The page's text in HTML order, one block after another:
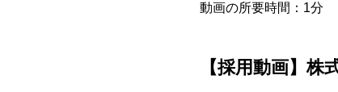
動画の所要時間：1分
【採用動画】株